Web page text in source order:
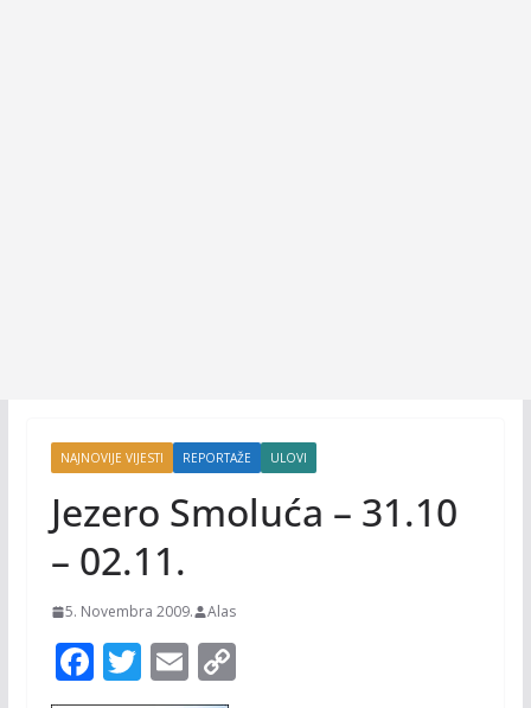
NAJNOVIJE VIJESTI REPORTAŽE ULOVI
Jezero Smoluća – 31.10
– 02.11.
5. Novembra 2009. Alas
F T E C